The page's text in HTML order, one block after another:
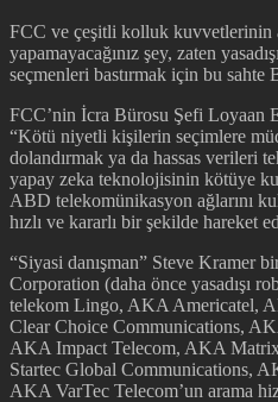
FCC ve çeşitli kolluk kuvvetlerinin
yapamayacağınız şey, zaten
seçmenleri bastırmak için bu sahte
FCC’nin İcra Bürosu Şefi Loyaan
“Kötü niyetli kişilerin seçimlere
dolandırmak ya da hassas verileri
yapay zeka teknolojisinin kötüye
ABD telekomünikasyon ağlarını
hızlı ve kararlı bir şekilde hareket
“Siyasi danışman” Steve Kramer
Corporation (daha önce yasadışı
telekom Lingo, AKA Americatel,
Clear Choice Communications,
AKA Impact Telecom, AKA
Startec Global Communications,
AKA VarTec Telecom’un arama